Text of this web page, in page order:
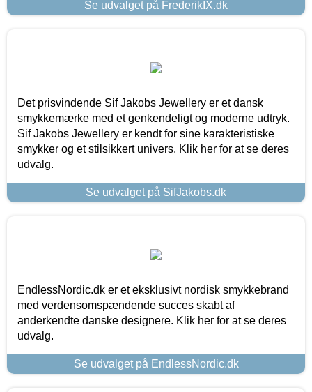
Se udvalget på FrederikIX.dk
Det prisvindende Sif Jakobs Jewellery er et dansk
smykkemærke med et genkendeligt og moderne udtryk.
Sif Jakobs Jewellery er kendt for sine karakteristiske
smykker og et stilsikkert univers. Klik her for at se deres
udvalg.
Se udvalget på SifJakobs.dk
EndlessNordic.dk er et eksklusivt nordisk smykkebrand
med verdensomspændende succes skabt af
anderkendte danske designere. Klik her for at se deres
udvalg.
Se udvalget på EndlessNordic.dk